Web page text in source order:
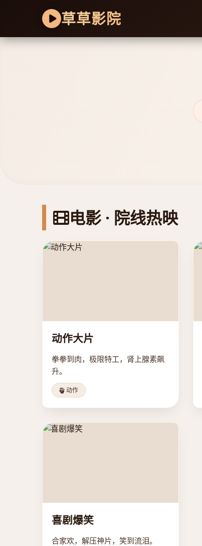
草草影院
电影 · 院线热映
动作大片
拳拳到肉，极限特工，肾上腺素飙
升。
动作
喜剧爆笑
合家欢，解压神片，笑到流泪。